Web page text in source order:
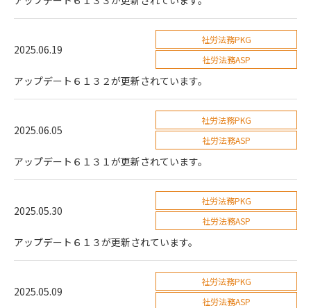
2025.06.19
社労法務PKG
社労法務ASP
アップデート６１３２が更新されています。
2025.06.05
社労法務PKG
社労法務ASP
アップデート６１３１が更新されています。
2025.05.30
社労法務PKG
社労法務ASP
アップデート６１３が更新されています。
2025.05.09
社労法務PKG
社労法務ASP